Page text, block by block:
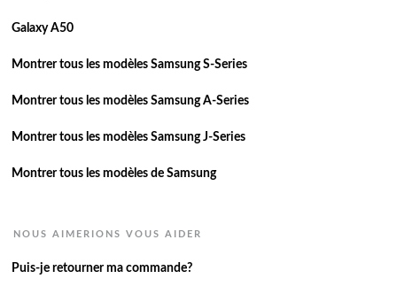
Galaxy A50
Montrer tous les modèles Samsung S-Series
Montrer tous les modèles Samsung A-Series
Montrer tous les modèles Samsung J-Series
Montrer tous les modèles de Samsung
NOUS AIMERIONS VOUS AIDER
Puis-je retourner ma commande?